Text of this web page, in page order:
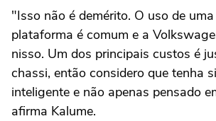
"Isso não é demérito. O uso de
plataforma é comum e a
nisso. Um dos principais custos é
chassi, então considero que tenha
inteligente e não apenas pensado
afirma Kalume.